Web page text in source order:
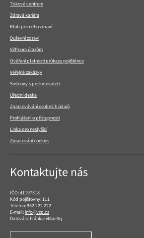
Tiskové centrum
Zdravá kariéra
Klub pevného zdraví
Duševní zdraví
VZPoura úrazům
Ověření platnosti průkazu pojištěnce
Veřejné zakázky
Smlouvy s poskytovateli
Úřední deska
Zpracovávání osobních údajů
Prohlášení o přístupnosti
Linka pro neslyšící
Zpracování cookies
Kontaktujte nás
IČO: 41197518
Kód pojišťovny: 111
Telefon:952 222 222
E-mail:info@vzp.cz
Datová schránka: i48ae3q